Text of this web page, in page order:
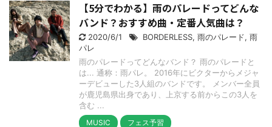
【5分でわかる】雨のパレードってどんな
バンド？おすすめ曲・定番人気曲は？
2020/6/1 BORDERLESS, 雨のパレード, 雨
パレ
雨のパレードってどんなバンド？ 雨のパレードと
は... 通称：雨パレ。 2016年にビクターからメジャ
ーデビューした3人組のバンドです。 メンバー全員
が鹿児島県出身であり、上京する前からこの3人を
含む ...
MUSIC フェス予習